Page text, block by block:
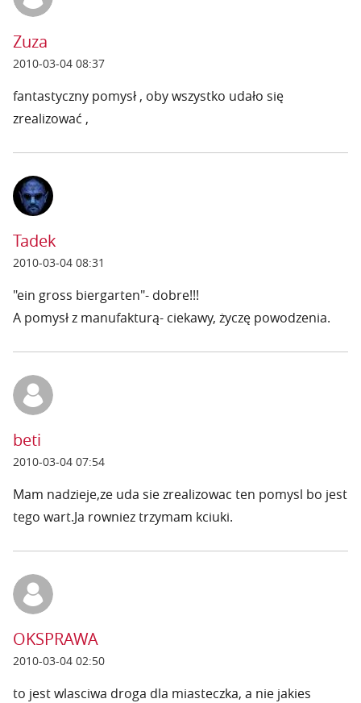
Zuza
2010-03-04 08:37
fantastyczny pomysł , oby wszystko udało się
zrealizować ,
Tadek
2010-03-04 08:31
"ein gross biergarten"- dobre!!!
A pomysł z manufakturą- ciekawy, życzę powodzenia.
beti
2010-03-04 07:54
Mam nadzieje,ze uda sie zrealizowac ten pomysl bo jest
tego wart.Ja rowniez trzymam kciuki.
OKSPRAWA
2010-03-04 02:50
to jest wlasciwa droga dla miasteczka, a nie jakies